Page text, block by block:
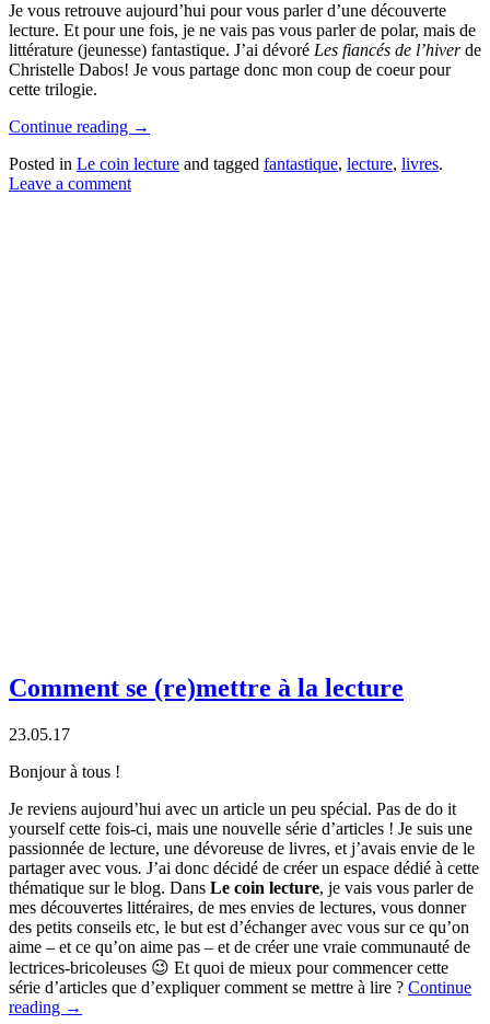
Je vous retrouve aujourd’hui pour vous parler d’une découverte
lecture. Et pour une fois, je ne vais pas vous parler de polar, mais de
littérature (jeunesse) fantastique. J’ai dévoré Les fiancés de l’hiverde
Christelle Dabos! Je vous partage donc mon coup de coeur pour
cette trilogie.
Continue reading →
Posted in Le coin lecture and tagged fantastique, lecture, livres.
Leave a comment
Comment se (re)mettre à la lecture
23.05.17
Bonjour à tous !
Je reviens aujourd’hui avec un article un peu spécial. Pas de do it
yourself cette fois-ci, mais une nouvelle série d’articles ! Je suis une
passionnée de lecture, une dévoreuse de livres, et j’avais envie de le
partager avec vous. J’ai donc décidé de créer un espace dédié à cette
thématique sur le blog. Dans Le coin lecture, je vais vous parler de
mes découvertes littéraires, de mes envies de lectures, vous donner
des petits conseils etc, le but est d’échanger avec vous sur ce qu’on
aime – et ce qu’on aime pas – et de créer une vraie communauté de
lectrices-bricoleuses 😉 Et quoi de mieux pour commencer cette
série d’articles que d’expliquer comment se mettre à lire ? Continue
reading →